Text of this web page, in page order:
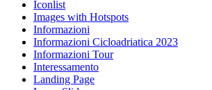
Iconlist
Images with Hotspots
Informazioni
Informazioni Cicloadriatica 2023
Informazioni Tour
Interessamento
Landing Page